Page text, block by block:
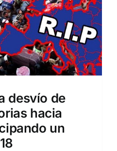
desvío de
hacia
un